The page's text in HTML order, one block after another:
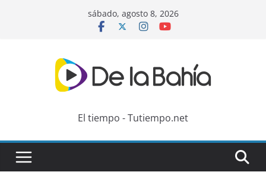
sábado, agosto 8, 2026
El tiempo - Tutiempo.net